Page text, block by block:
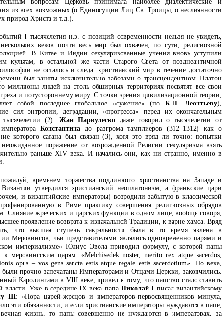
вопросам Церковь принимала наиболее диалектические и
из всех возможных (о Единосущии Лиц Св. Троицы, о неслиянности
природ Христа и т.д.).
I тысячелетия н.э. с позиций современности нельзя не увидеть,
веков почти весь мир был охвачен, по сути, религиозной
В Китае и Индии секуляризованные учения вновь уступили
культам, в остальной же части Старого Света от позднеантичной
не осталось и следа: христианский мир в течение достаточно
был заняты исключительно заботами о трансцендентном. Платон
миллионы людей на столь обширных территориях посвятят все свои
и потустороннему миру. С точки зрения цивилизационной теории,
собой последнее глобальное «сужение» (по К.Н. Леонтьеву),
сил энтропии, деградации, «прогресса» перед их окончательным
тысячелетии (2).Жан Парвулескодаже говорил о тысячелетии от
Константина до разгрома тамплиеров (312–1312) как о
которого сатана был связан (3), хотя это вряд ли точно: попытки
неожиданное поражение от возрожденной Религии секуляризма взять
раньше XIV века. И начались они, как ни странно, именно в
временем торжества подлинного христианства на Западе и
утвердился христианский неоплатонизм, а франкские цари
и византийские императоры) возродили забытую в классической
в Риме практику совершения религиозных обрядов
Слияние жреческих и царских функций в одном лице, вообще говоря,
проявление возврата к изначальной Традиции, к варне хамса. Вряд
что высшая ступень сакральности была в то время явлена в
Меровингов, чьи представителями являлись одновременно царями и
империализме» Юлиус Эвола приводил формулу, с которой папы
к меровингским царям: «Melchisedek noster, merito rex atque sacerdos,
opus – vos gens sancta estis atque regale estis sacerdotium». Но века,
были прочно запечатаны Императорами и Отцами Церкви, закончились.
Каролингами в VIII веке, привёл к тому, что папство стало ставить
власти. Уже в середине IX века папаНиколай I писал византийскому
III: «Пора царей-жрецов и императоров-первосвященников минула,
эти обязанности; и если христианские императоры нуждаются в папе,
жизнь, то папы совершенно не нуждаются в императорах, за